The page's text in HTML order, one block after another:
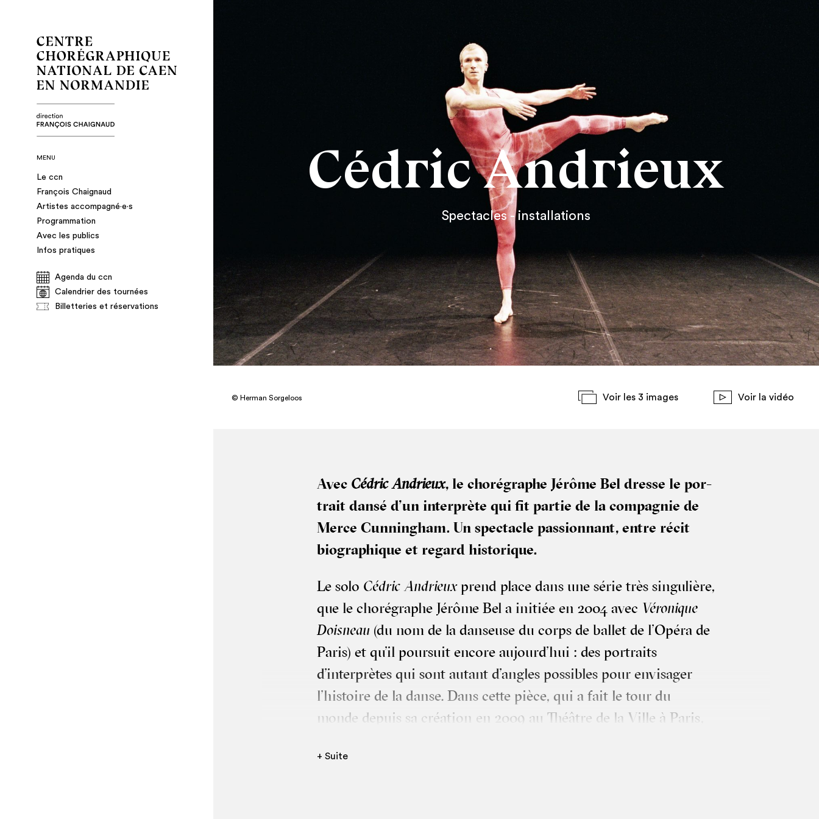
MENU
Le ccn
François Chaignaud
Artistes accompagné·e·s
Programmation
Avec les publics
Infos pratiques
Agenda du ccn
Calendrier des tournées
Billetteries et réservations
Cédric Andrieux
Spectacles - installations
© Herman Sorgeloos Voir les 3 images Voir la vidéo
Avec Cédric Andrieux, le cho­ré­graphe Jérôme Bel dresse le por­
trait dan­sé d’un inter­prète qui fit par­tie de la com­pa­gnie de
Merce Cun­nin­gham. Un spec­tacle pas­sion­nant, entre récit
bio­gra­phique et regard historique.
Le solo Cédric Andrieuxprend place dans une série très sin­gu­lière,
que le cho­ré­graphe Jérôme Bel a ini­tiée en 2004 avec Véro­nique
Dois­neau (du nom de la dan­seuse du corps de bal­let de l’Opéra de
Paris) et qu’il pour­suit encore aujourd’hui : des por­traits
d’interprètes qui sont autant d’angles pos­sibles pour envi­sa­ger
l’histoire de la danse. Dans cette pièce, qui a fait le tour du
monde depuis sa créa­tion en 2009 au Théâtre de la Ville à Paris,
par­cours, de ses années de for­ma­tion à la danse contem­po­raine
+ Suite